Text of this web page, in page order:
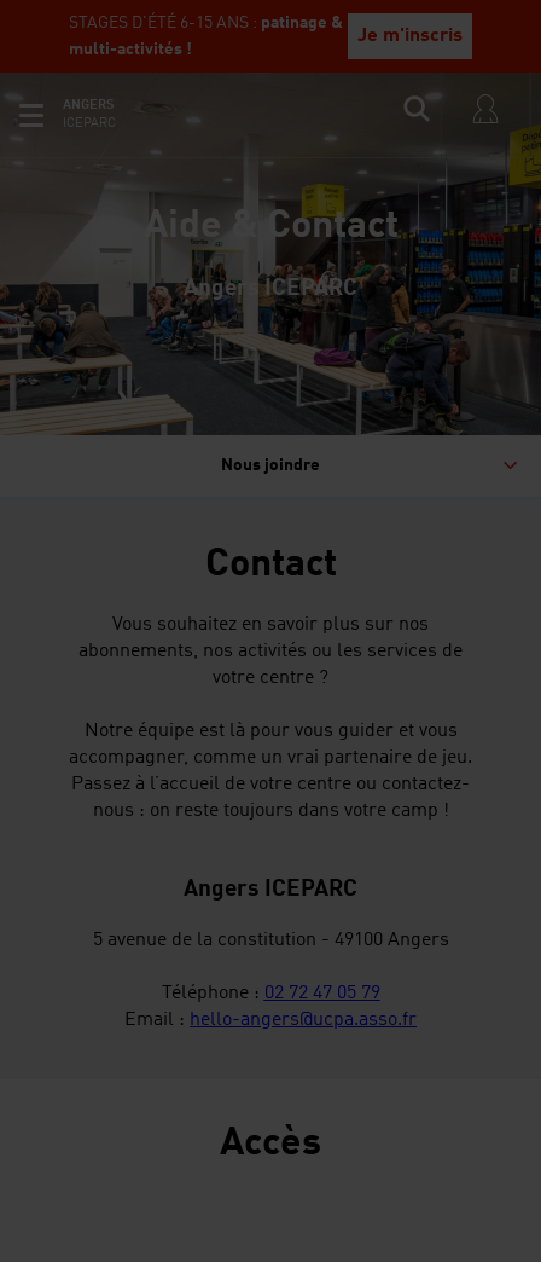
STAGES D'ÉTÉ 6-15 ANS : patinage &
multi-activités !
Je m'inscris
ANGERS
ICEPARC
Aide & Contact
Angers ICEPARC
Nous joindre
Contact
Vous souhaitez en savoir plus sur nos
abonnements, nos activités ou les services de
votre centre ?
Notre équipe est là pour vous guider et vous
accompagner, comme un vrai partenaire de jeu.
Passez à l’accueil de votre centre ou contactez-
nous : on reste toujours dans votre camp !
Angers ICEPARC
5 avenue de la constitution - 49100 Angers
Téléphone : 02 72 47 05 79
Email : hello-angers@ucpa.asso.fr
Accès